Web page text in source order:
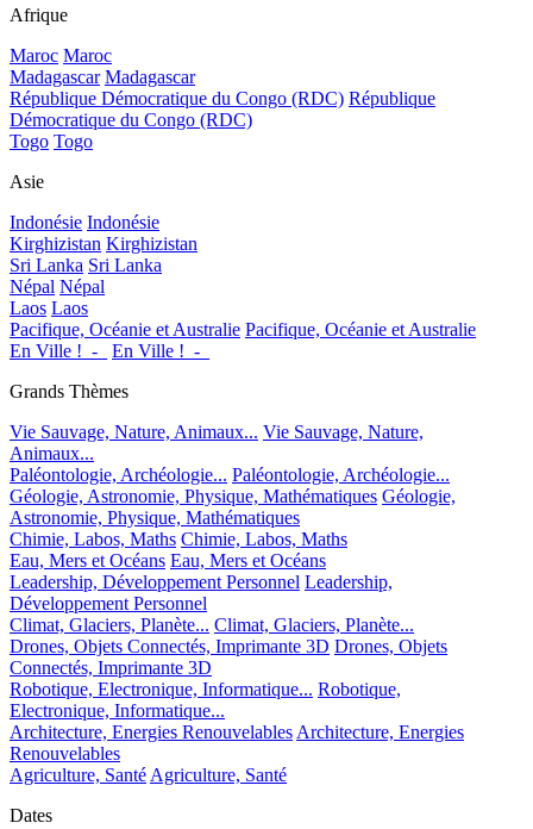
Afrique
Maroc Maroc
Madagascar Madagascar
République Démocratique du Congo (RDC) République
Démocratique du Congo (RDC)
Togo Togo
Asie
Indonésie Indonésie
Kirghizistan Kirghizistan
Sri Lanka Sri Lanka
Népal Népal
Laos Laos
Pacifique, Océanie et Australie Pacifique, Océanie et Australie
En Ville !_-_
En Ville !_-_
Grands Thèmes
Vie Sauvage, Nature, Animaux... Vie Sauvage, Nature,
Animaux...
Paléontologie, Archéologie... Paléontologie, Archéologie...
Géologie, Astronomie, Physique, Mathématiques Géologie,
Astronomie, Physique, Mathématiques
Chimie, Labos, Maths Chimie, Labos, Maths
Eau, Mers et Océans Eau, Mers et Océans
Leadership, Développement Personnel Leadership,
Développement Personnel
Climat, Glaciers, Planète... Climat, Glaciers, Planète...
Drones, Objets Connectés, Imprimante 3D Drones, Objets
Connectés, Imprimante 3D
Robotique, Electronique, Informatique... Robotique,
Electronique, Informatique...
Architecture, Energies Renouvelables Architecture, Energies
Renouvelables
Agriculture, Santé Agriculture, Santé
Dates